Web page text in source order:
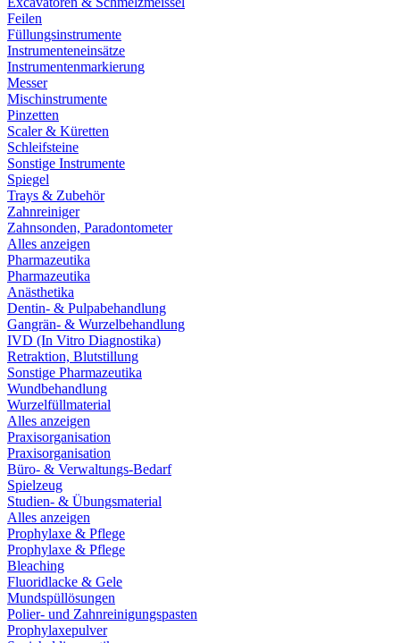
Feilen
Füllungsinstrumente
Instrumenteneinsätze
Instrumentenmarkierung
Messer
Mischinstrumente
Pinzetten
Scaler & Küretten
Schleifsteine
Sonstige Instrumente
Spiegel
Trays & Zubehör
Zahnreiniger
Zahnsonden, Paradontometer
Alles anzeigen
Pharmazeutika
Pharmazeutika
Anästhetika
Dentin- & Pulpabehandlung
Gangrän- & Wurzelbehandlung
IVD (In Vitro Diagnostika)
Retraktion, Blutstillung
Sonstige Pharmazeutika
Wundbehandlung
Wurzelfüllmaterial
Alles anzeigen
Praxisorganisation
Praxisorganisation
Büro- & Verwaltungs-Bedarf
Spielzeug
Studien- & Übungsmaterial
Alles anzeigen
Prophylaxe & Pflege
Prophylaxe & Pflege
Bleaching
Fluoridlacke & Gele
Mundspüllösungen
Polier- und Zahnreinigungspasten
Prophylaxepulver